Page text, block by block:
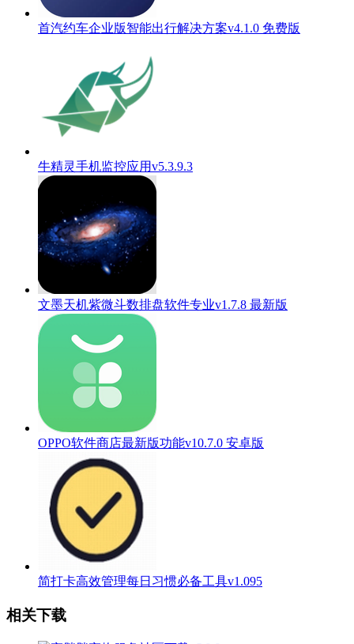
首汽约车企业版智能出行解决方案v4.1.0 免费版
牛精灵手机监控应用v5.3.9.3
文墨天机紫微斗数排盘软件专业v1.7.8 最新版
OPPO软件商店最新版功能v10.7.0 安卓版
简打卡高效管理每日习惯必备工具v1.095
相关下载